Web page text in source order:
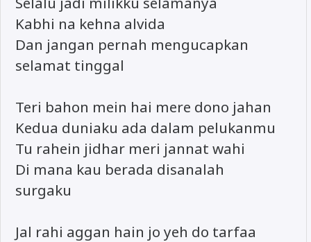
Kabhi na kehna alvida
Dan jangan pernah mengucapkan
selamat tinggal
Teri bahon mein hai mere dono jahan
Kedua duniaku ada dalam pelukanmu
Tu rahein jidhar meri jannat wahi
Di mana kau berada disanalah
surgaku
Jal rahi aggan hain jo yeh do tarfaa